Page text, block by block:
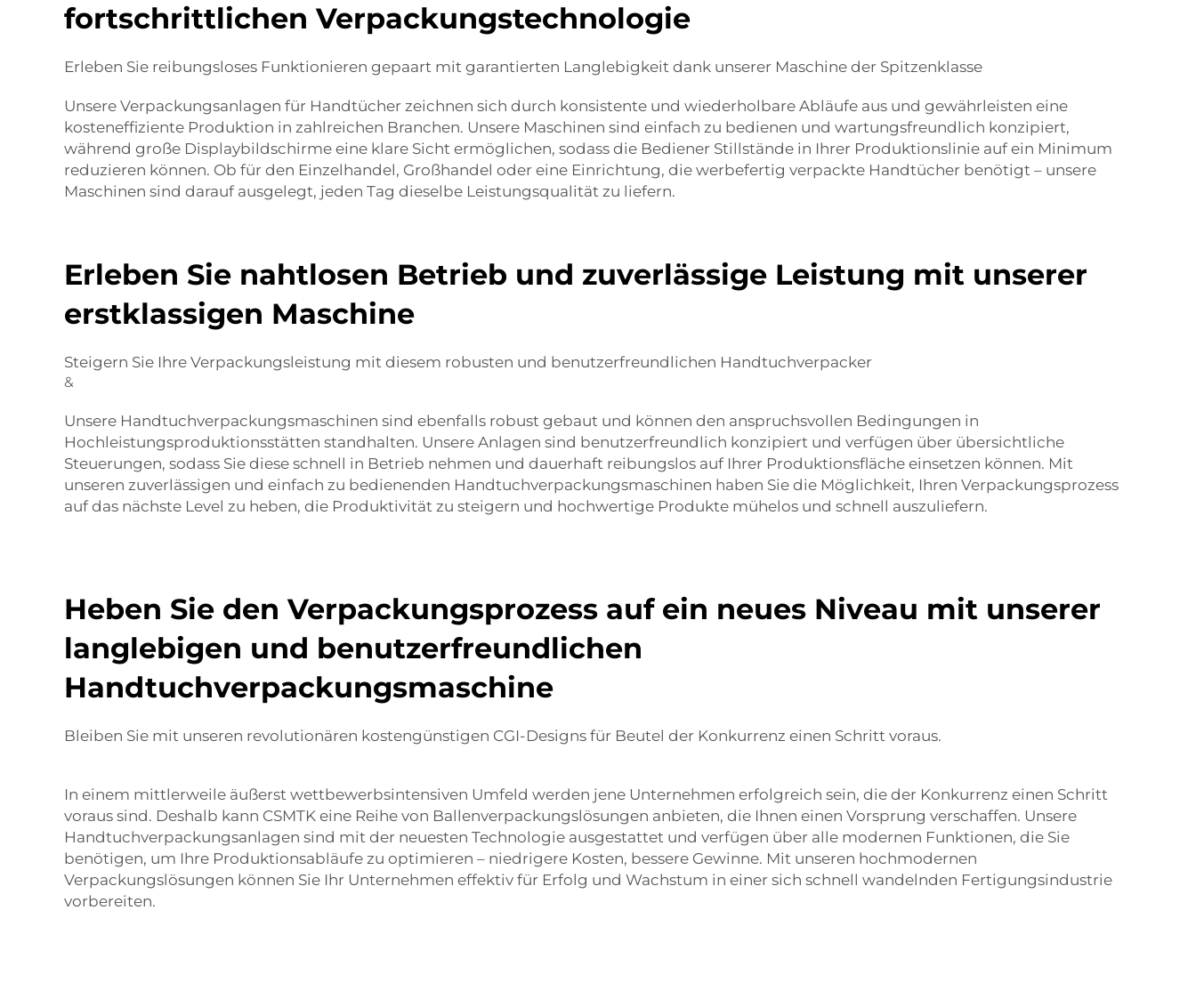
fortschrittlichen Verpackungstechnologie
Erleben Sie reibungsloses Funktionieren gepaart mit garantierten Langlebigkeit dank unserer Maschine der Spitzenklasse
Unsere Verpackungsanlagen für Handtücher zeichnen sich durch konsistente und wiederholbare Abläufe aus und gewährleisten eine
kosteneffiziente Produktion in zahlreichen Branchen. Unsere Maschinen sind einfach zu bedienen und wartungsfreundlich konzipiert,
während große Displaybildschirme eine klare Sicht ermöglichen, sodass die Bediener Stillstände in Ihrer Produktionslinie auf ein Minimum
reduzieren können. Ob für den Einzelhandel, Großhandel oder eine Einrichtung, die werbefertig verpackte Handtücher benötigt – unsere
Maschinen sind darauf ausgelegt, jeden Tag dieselbe Leistungsqualität zu liefern.
Erleben Sie nahtlosen Betrieb und zuverlässige Leistung mit unserer
erstklassigen Maschine
Steigern Sie Ihre Verpackungsleistung mit diesem robusten und benutzerfreundlichen Handtuchverpacker
&
Unsere Handtuchverpackungsmaschinen sind ebenfalls robust gebaut und können den anspruchsvollen Bedingungen in
Hochleistungsproduktionsstätten standhalten. Unsere Anlagen sind benutzerfreundlich konzipiert und verfügen über übersichtliche
Steuerungen, sodass Sie diese schnell in Betrieb nehmen und dauerhaft reibungslos auf Ihrer Produktionsfläche einsetzen können. Mit
unseren zuverlässigen und einfach zu bedienenden Handtuchverpackungsmaschinen haben Sie die Möglichkeit, Ihren Verpackungsprozess
auf das nächste Level zu heben, die Produktivität zu steigern und hochwertige Produkte mühelos und schnell auszuliefern.
Heben Sie den Verpackungsprozess auf ein neues Niveau mit unserer
langlebigen und benutzerfreundlichen
Handtuchverpackungsmaschine
Bleiben Sie mit unseren revolutionären kostengünstigen CGI-Designs für Beutel der Konkurrenz einen Schritt voraus.
In einem mittlerweile äußerst wettbewerbsintensiven Umfeld werden jene Unternehmen erfolgreich sein, die der Konkurrenz einen Schritt
voraus sind. Deshalb kann CSMTK eine Reihe von Ballenverpackungslösungen anbieten, die Ihnen einen Vorsprung verschaffen. Unsere
Handtuchverpackungsanlagen sind mit der neuesten Technologie ausgestattet und verfügen über alle modernen Funktionen, die Sie
benötigen, um Ihre Produktionsabläufe zu optimieren – niedrigere Kosten, bessere Gewinne. Mit unseren hochmodernen
Verpackungslösungen können Sie Ihr Unternehmen effektiv für Erfolg und Wachstum in einer sich schnell wandelnden Fertigungsindustrie
vorbereiten.